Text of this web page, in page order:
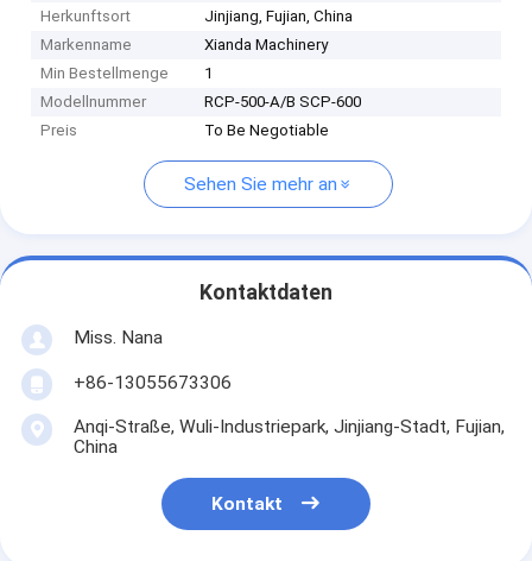
Herkunftsort
Jinjiang, Fujian, China
Markenname
Xianda Machinery
Min Bestellmenge
1
Modellnummer
RCP-500-A/B SCP-600
Preis
To Be Negotiable
Sehen Sie mehr an
Kontaktdaten
Miss. Nana
+86-13055673306
Anqi-Straße, Wuli-Industriepark, Jinjiang-Stadt, Fujian,
China
Kontakt